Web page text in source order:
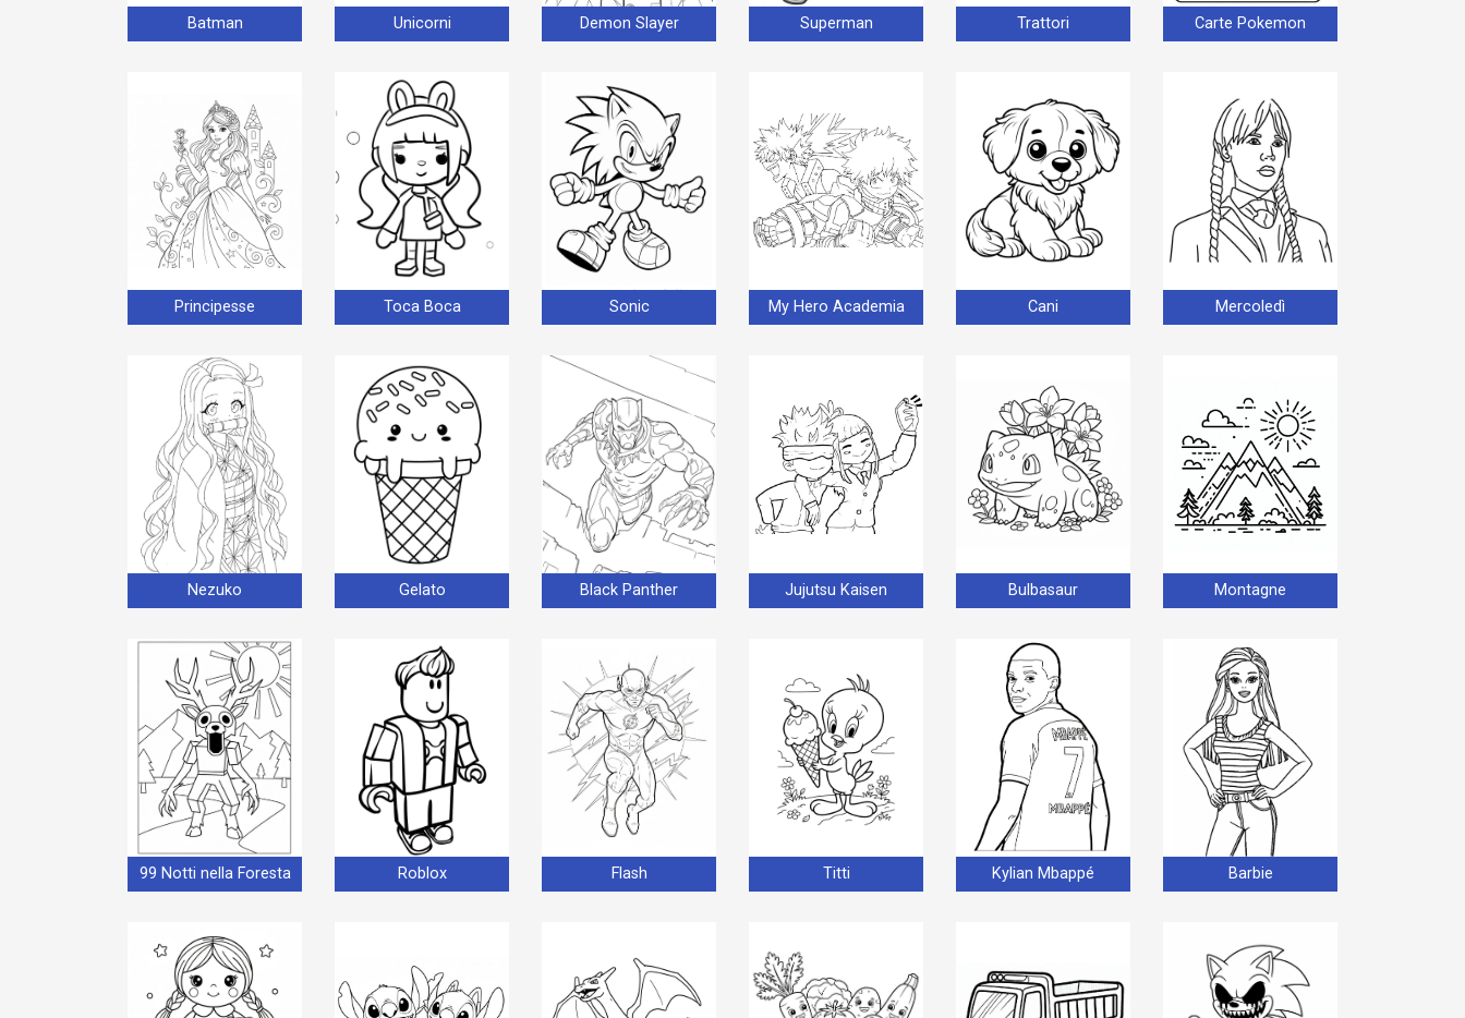
Batman Unicorni Demon Slayer Superman Trattori Carte Pokemon
Principesse Toca Boca Sonic My Hero Academia Cani Mercoledì
Nezuko Gelato Black Panther Jujutsu Kaisen Bulbasaur Montagne
99 Notti nella Foresta Roblox Flash Titti Kylian Mbappé Barbie